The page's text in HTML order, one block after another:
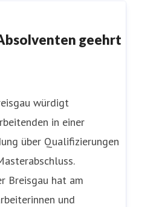
geehrt
würdigt
in einer
über Qualifizierungen
Breisgau hat am
und